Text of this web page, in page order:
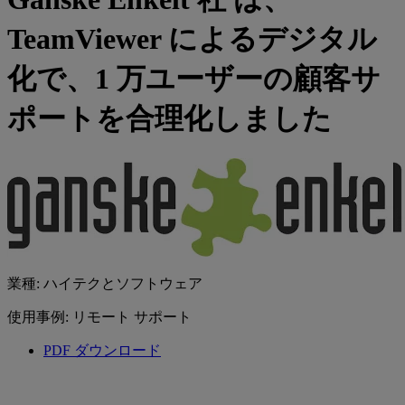
TeamViewer によるデジタル
化で、1 万ユーザーの顧客サ
ポートを合理化しました
業種: ハイテクとソフトウェア
使用事例: リモート サポート
PDF ダウンロード